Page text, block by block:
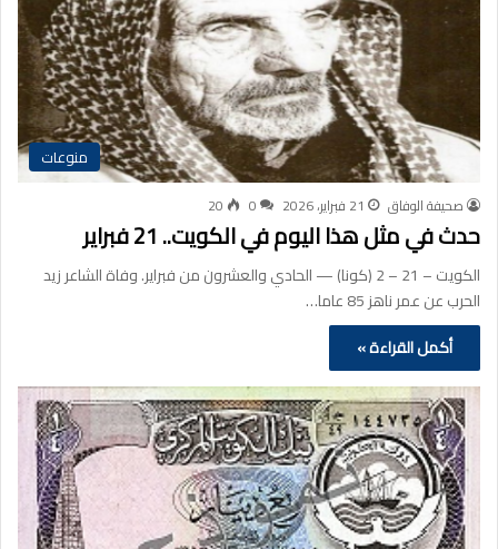
منوعات
صحيفة الوفاق 21 فبراير، 2026 0
20
حدث في مثل هذا اليوم في الكويت.. 21 فبراير
الكويت – 21 – 2 (كونا) — الحادي والعشرون من فبراير. وفاة الشاعر زيد
الحرب عن عمر ناهز 85 عاما…
أكمل القراءة »